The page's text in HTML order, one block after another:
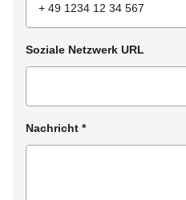
Soziale Netzwerk URL
Nachricht *